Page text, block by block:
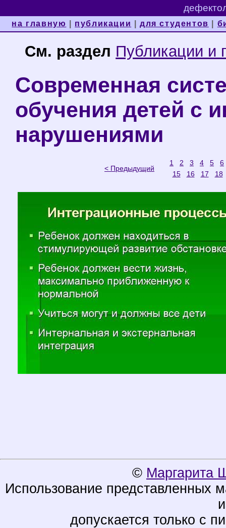
на главную публикации |для студентов
См. раздел Публикации и
Современная
обучения детей с
нарушениями
< Предыдущий
1 2 3 4 5
6
15
16 17 18
© Маргарита
Использование представленных
допускается только с